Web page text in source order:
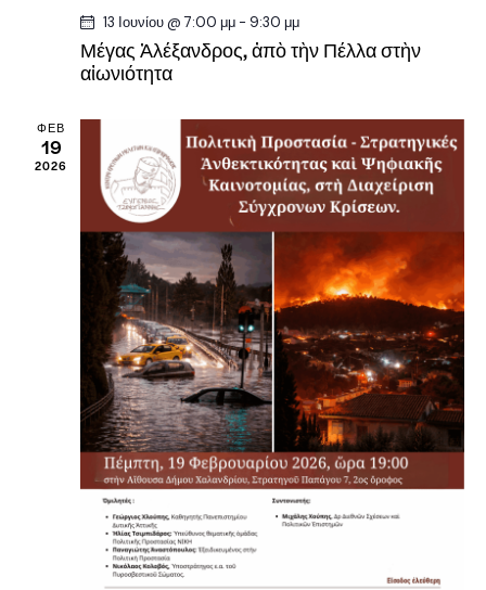
s
v
i
g
a
t
i
o
n
13 Ιουνίου @ 7:00 μμ - 9:30 μμ
Μέγας Ἀλέξανδρος, ἀπὸ τὴν Πέλλα στὴν
αἰωνιότητα
ΦΕΒ
19
2026